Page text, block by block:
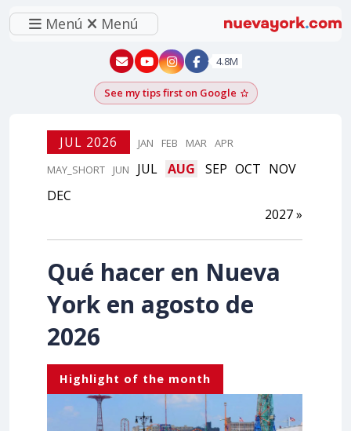
Menú Menú
New York - YouTube
New York - Instagram
4.8M
See my tips first on GoogleAdd as a Google
JUL 2026 JAN FEB MAR APR
MAY_SHORT
JUN JUL AUG SEP OCT NOV
DEC
2027 »
Qué hacer en Nueva
York en agosto de
2026
Highlight of the month